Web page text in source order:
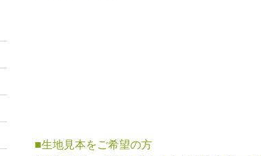
■生地見本をご希望の方